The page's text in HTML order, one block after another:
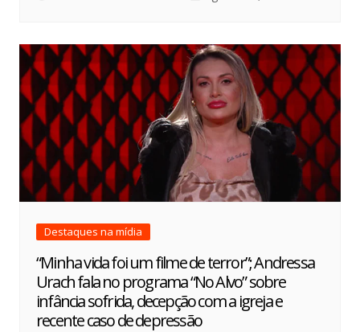
Destaques na mídia
“Minha vida foi um filme de terror”; Andressa
Urach fala no programa “No Alvo” sobre
infância sofrida, decepção com a igreja e
recente caso de depressão